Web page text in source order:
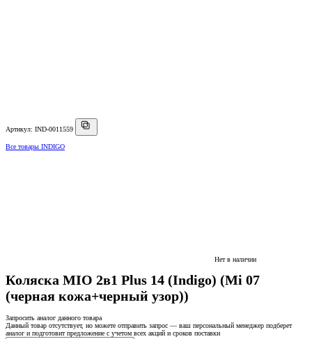
Артикул: IND-0011559
Все товары INDIGO
Нет в наличии
Коляска MIO 2в1 Plus 14 (Indigo) (Mi 07
(черная кожа+черный узор))
Запросить аналог данного товара
Данный товар отсутствует, но можете отправить запрос — ваш персональный менеджер подберет
аналог и подготовит предложение с учетом всех акций и сроков поставки